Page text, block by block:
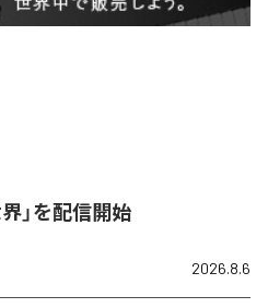
」を配信開始
2026.8.6